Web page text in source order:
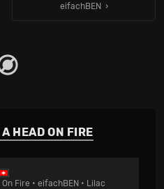
eifachBEN
HEAD ON FIRE
Fire • eifachBEN • Lilac